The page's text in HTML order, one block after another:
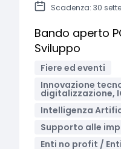
Scadenza: 30
Bando aperto
Sviluppo
Fiere ed eventi
Innovazione
digitalizzazione,
Intelligenza
Supporto alle
Enti no profit /